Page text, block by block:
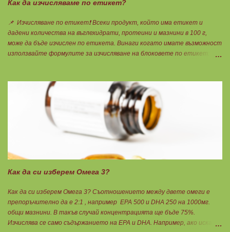
Как да изчисляваме по етикет?
📌 Изчисляване по етикет❗ Всеки продукт, който има етикет и
дадени количества на въглехидрати, протеини и мазнини в 100 г,
може да бъде изчислен по етикета. Винаги когато имате възможност
използвайте формулите за изчисляване на блоковете по етикет:
въглехидрати в 100 г = количеството въглехидрати за 1 блок.
Мазнини: 150 : количеството мазнини в 100 г продукт = мазнините за
Как да си изберем Омега 3?
Как да си изберем Омега 3? Съотношението между двете омеги е
препоръчително да е 2:1 , например ЕРА 500 и DHA 250 на 1000мг.
общи мазнини. В такъв случай концентрацията ще бъде 75%.
Изчислява се само съдържанието на EPA и DHA. Например, ако искате